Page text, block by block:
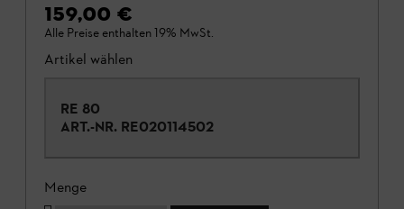
159,00 €
Alle Preise enthalten 19% MwSt.
Artikel wählen
RE 80
ART.-NR. RE020114502
Menge